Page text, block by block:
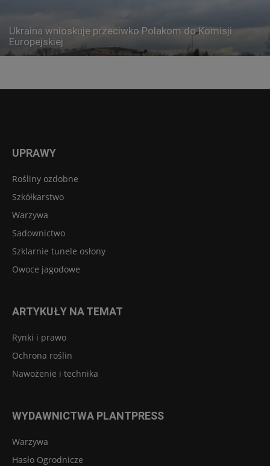
Ukraina wnioskuje przeciwko Polakom do Komisji
Europejskiej
UPRAWY
Rośliny ozdobne
Szkółkarstwo
Warzywa
Sadownictwo
Szklarnie tunele osłony
Owoce jagodowe
ARTYKUŁY NA TEMAT
Rynki i prawo
Ochrona roślin
Nawożenie i technika
WYDAWNICTWA PLANTPRESS
Warzywa
Hasło Ogrodnicze